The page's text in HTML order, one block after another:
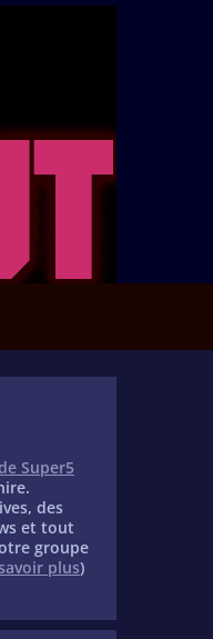
Super5
des
et tout
groupe
plus)